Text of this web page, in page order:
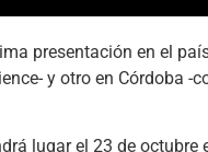
presentación en el
y otro en Córdoba -
lugar el 23 de octubre